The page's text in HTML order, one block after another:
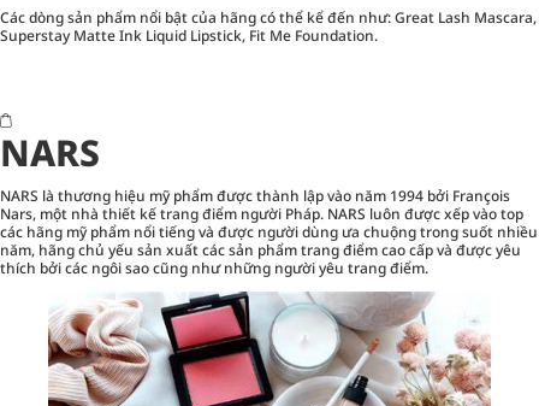
Các dòng sản phẩm nổi bật của hãng có thể kể đến như: Great Lash Mascara,
Superstay Matte Ink Liquid Lipstick, Fit Me Foundation.
NARS
NARS là thương hiệu mỹ phẩm được thành lập vào năm 1994 bởi François
Nars, một nhà thiết kế trang điểm người Pháp. NARS luôn được xếp vào top
các hãng mỹ phẩm nổi tiếng và được người dùng ưa chuộng trong suốt nhiều
năm, hãng chủ yếu sản xuất các sản phẩm trang điểm cao cấp và được yêu
thích bởi các ngôi sao cũng như những người yêu trang điểm.